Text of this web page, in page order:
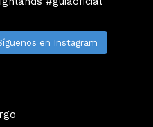
en Instagram